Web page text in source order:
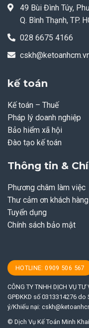
49 Bùi Đình Túy,
Q. Bình Thạnh, TP.
028 6675 4166
kế toán
Kế toán – Thuế
Pháp lý doanh nghiệp
Bảo hiểm xã hội
Đào tạo kế toán
Thông tin &
Phương châm làm việc
Thư cảm ơn khách hàng
Tuyển dụng
Chính sách bảo mật
HOTLINE: 0909 506 567
CÔNG TY TNHH DỊCH VỤ
GPĐKKD số 0313314276 do
ý/Khiếu nại:
© Dịch Vụ Kế Toán Minh Khai